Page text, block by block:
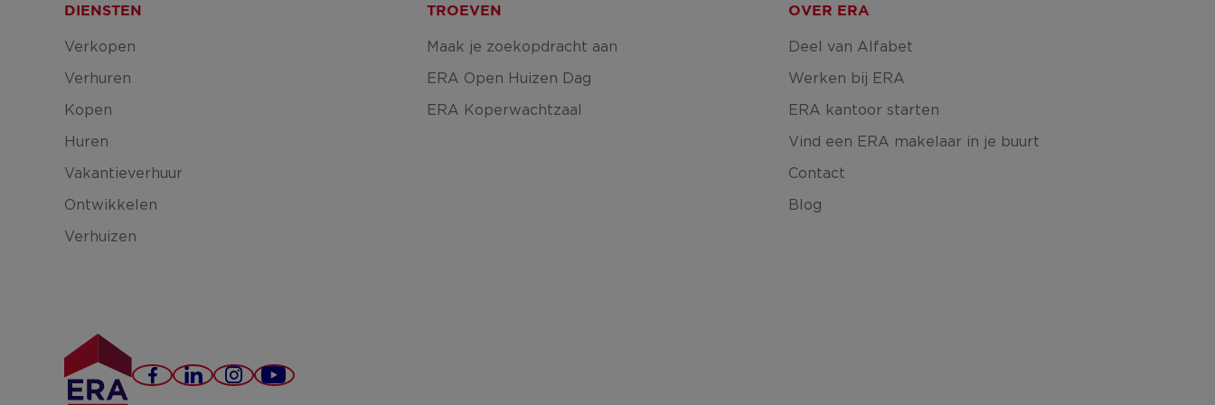
Facebook
LinkedInInstagram
YouTube
DIENSTEN
Verkopen
Verhuren
Kopen
Huren
Vakantieverhuur
Ontwikkelen
Verhuizen
TROEVEN
Maak je zoekopdracht aan
ERA Open Huizen Dag
ERA Koperwachtzaal
OVER ERA
Deel van Alfabet
Werken bij ERA
ERA kantoor starten
Vind een ERA makelaar in je buurt
Contact
Blog